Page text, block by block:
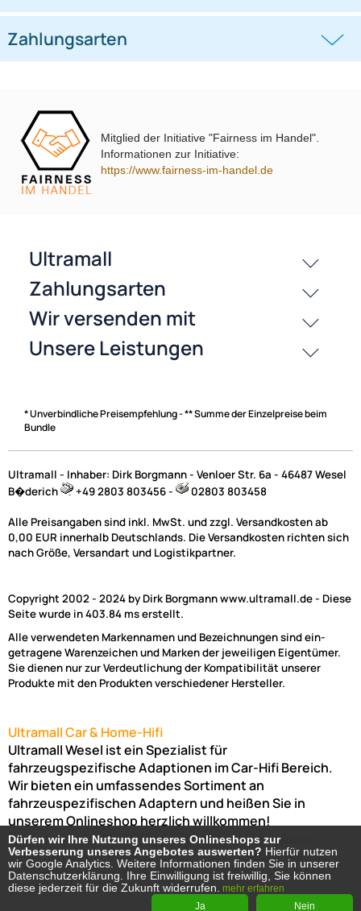
UVP 17,98 € *13,45 € UVP 29,99 € *24,95 €
passende Produkte
Zahlungsarten
Mitglied der Initiative "Fairness im Handel".
Informationen zur Initiative:
https://www.fairness-im-handel.de
* Unverbindliche Preisempfehlung - ** Summe der Einzelpreise beim
Bundle
Ultramall - Inhaber: Dirk Borgmann - Venloer Str. 6a - 46487 Wesel
B�derich
+49 2803 803456 - 02803 803458
Alle Preisangaben sind inkl. MwSt. und zzgl. Versandkosten ab
0,00 EUR innerhalb Deutschlands. Die Versandkosten richten sich
nach Größe, Versandart und Logistikpartner.
Copyright 2002 - 2024 by Dirk Borgmann www.ultramall.de - Diese
Seite wurde in 403.84 ms erstellt.
Alle verwendeten Markennamen und Bezeichnungen sind ein-
getragene Warenzeichen und Marken der jeweiligen Eigentümer.
Sie dienen nur zur Verdeutlichung der Kompatibilität unserer
Produkte mit den Produkten verschiedener Hersteller.
Ultramall Car & Home-Hifi
Ultramall Wesel ist ein Spezialist für
fahrzeugspezifische Adaptionen im Car-Hifi Bereich.
Wir bieten ein umfassendes Sortiment an
fahrzeuspezifischen Adaptern und heißen Sie in
unserem Onlineshop herzlich willkommen!
Venloer Str. 6a46487 WeselNordrhein-Westfalen
Telefon:02803-803456Bürozeiten: Montag-Freitag:
(Abholung nur nach Vereinbarung möglich!)8:00 Uhr -
17:00 Uhr
Dürfen wir Ihre Nutzung unseres Onlineshops zur
Verbesserung unseres Angebotes auswerten? Hierfür nutzen
wir Google Analytics. Weitere Informationen finden Sie in unserer
Datenschutzerklärung. Ihre Einwilligung ist freiwillig, Sie können
diese jederzeit für die Zukunft widerrufen.
mehr erfahren
Nein
Ja
Dürfen wir Ihre Nutzung unseres Onlineshops zur
Verbesserung unseres Angebotes auswerten? Hierfür nutzen
wir Google Analytics. Weitere Informationen finden Sie in unserer
Datenschutzerklärung. Ihre Einwilligung ist freiwillig, Sie können
diese jederzeit für die Zukunft widerrufen.
mehr erfahren
Nein
Ja